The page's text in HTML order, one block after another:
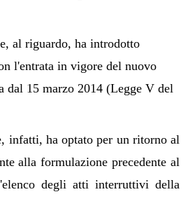
al riguardo, ha introdotto
l'entrata in vigore del nuovo
dal 15 marzo 2014 (Legge V del
infatti, ha optato per un ritorno al
alla formulazione precedente al
degli atti interruttivi della